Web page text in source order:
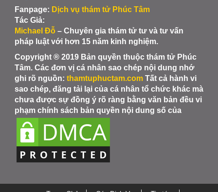
Fanpage: Dịch vụ thám tử Phúc Tâm
Tác Giả:
Michael Đỗ – Chuyên gia thám tử tư và tư vấn
pháp luật với hơn 15 năm kinh nghiệm.
Copyright ® 2019 Bản quyền thuộc thám tử Phúc
Tâm. Các đơn vị cá nhân sao chép nội dung nhớ
ghi rõ nguồn: thamtuphuctam.com Tất cả hành vi
sao chép, đăng tải lại của cá nhân tổ chức khác mà
chưa được sự đồng ý rõ ràng bằng văn bản đều vi
phạm chính sách bản quyền nội dung số của